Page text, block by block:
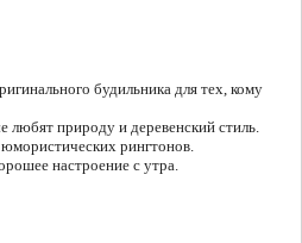
будильника для тех, кому
любят природу и деревенский стиль.
рингтонов.
настроение с утра.